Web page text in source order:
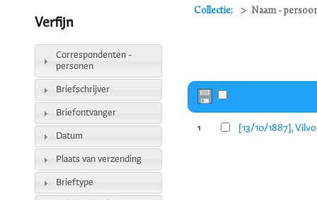
Collectie: Naam -
1 [13/10/1887],
Verfijn
Correspondenten -
personen
Briefschrijver
Briefontvanger
Datum
Plaats van verzending
Brieftype